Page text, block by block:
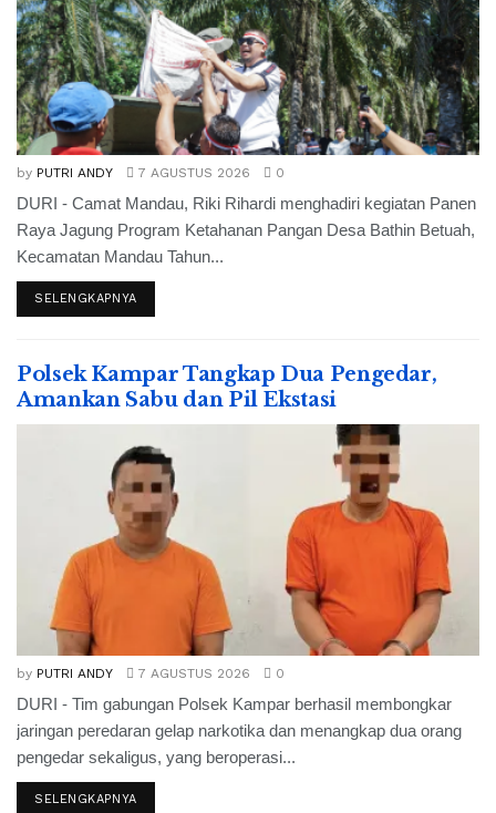
by PUTRI ANDY 7 AGUSTUS 2026 0
DURI - Camat Mandau, Riki Rihardi menghadiri kegiatan Panen
Raya Jagung Program Ketahanan Pangan Desa Bathin Betuah,
Kecamatan Mandau Tahun...
SELENGKAPNYA
Polsek Kampar Tangkap Dua Pengedar,
Amankan Sabu dan Pil Ekstasi
by PUTRI ANDY 7 AGUSTUS 2026 0
DURI - Tim gabungan Polsek Kampar berhasil membongkar
jaringan peredaran gelap narkotika dan menangkap dua orang
pengedar sekaligus, yang beroperasi...
SELENGKAPNYA